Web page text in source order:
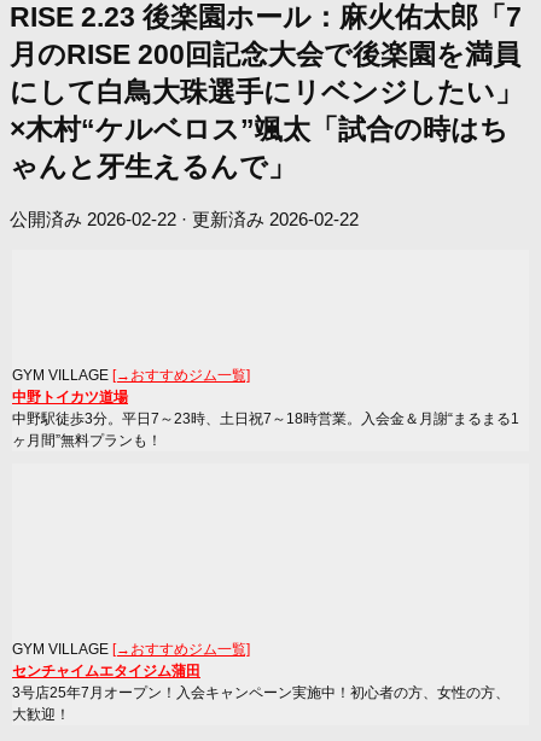
RISE 2.23 後楽園ホール：麻火佑太郎「7
月のRISE 200回記念大会で後楽園を満員
にして白鳥大珠選手にリベンジしたい」
×木村“ケルベロス”颯太「試合の時はち
ゃんと牙生えるんで」
公開済み 2026-02-22 · 更新済み 2026-02-22
GYM VILLAGE [→おすすめジム一覧]
中野トイカツ道場
中野駅徒歩3分。平日7～23時、土日祝7～18時営業。入会金＆月謝“まるまる1
ヶ月間”無料プランも！
GYM VILLAGE [→おすすめジム一覧]
センチャイムエタイジム蒲田
3号店25年7月オープン！入会キャンペーン実施中！初心者の方、女性の方、
大歓迎！